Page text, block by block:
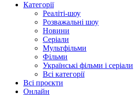
Категорії
Реаліті-шоу
Розважальні шоу
Новини
Серіали
Мультфільми
Фільми
Українські фільми і серіали
Всі категорії
Всі проєкти
Онлайн